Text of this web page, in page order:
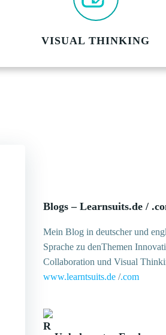
VISUAL THINKING
Blogs – Learnsuits.de /
Mein Blog in deutscher und
Sprache zu denThemen
Collaboration und Visual
www.learntsuits.de /.com